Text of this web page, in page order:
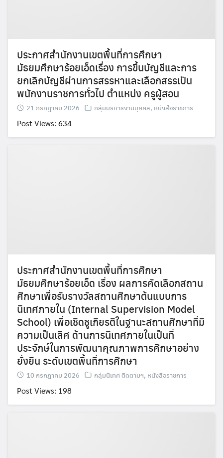
ประกาศสำนักงานเขตพื้นที่การศึกษา
มัธยมศึกษาร้อยเอ็ดเรื่อง การขึ้นบัญชีและการ
ยกเลิกบัญชีผ่านการสรรหาและเลือกสรรเป็น
พนักงานราชการทั่วไป ตำแหน่ง ครูผู้สอน
21 กรกฎาคม 2026 กลุ่มบริหารงานบุคคล, หนังสือราชการ
Post Views: 634
ประกาศสำนักงานเขตพื้นที่การศึกษา
มัธยมศึกษาร้อยเอ็ด เรื่อง ผลการคัดเลือกสถาน
ศึกษาเพื่อรับรางวัลสถานศึกษาต้นแบบการ
นิเทศภายใน (Internal Supervision Model
School) เพื่อเชิดชูเกียรติในฐานะสถานศึกษาที่มี
ความเป็นเลิศ ด้านการนิเทศภายในเป็นที่
ประจักษ์ในการพัฒนาคุณภาพการศึกษาอย่าง
ยั่งยืน ระดับเขตพื้นที่การศึกษา
10 กรกฎาคม 2026 กลุ่มนิเทศ ติดตามฯ, หนังสือราชการ
Post Views: 198